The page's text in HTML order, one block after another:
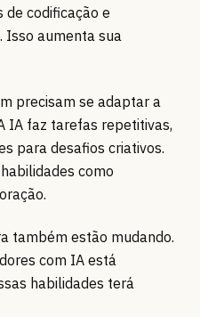
codificação e
Isso aumenta sua
precisam se adaptar a
IA faz tarefas repetitivas,
para desafios criativos.
como
também estão mudando.
com IA está
habilidades terá